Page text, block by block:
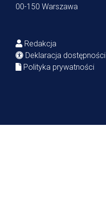
00-150 Warszawa
Redakcja
Deklaracja dostępności
Polityka prywatności